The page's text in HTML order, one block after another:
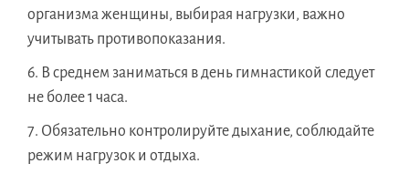
организма женщины, выбирая нагрузки, важно
учитывать противопоказания.
В среднем заниматься в день гимнастикой следует
не более 1 часа.
Обязательно контролируйте дыхание, соблюдайте
режим нагрузок и отдыха.